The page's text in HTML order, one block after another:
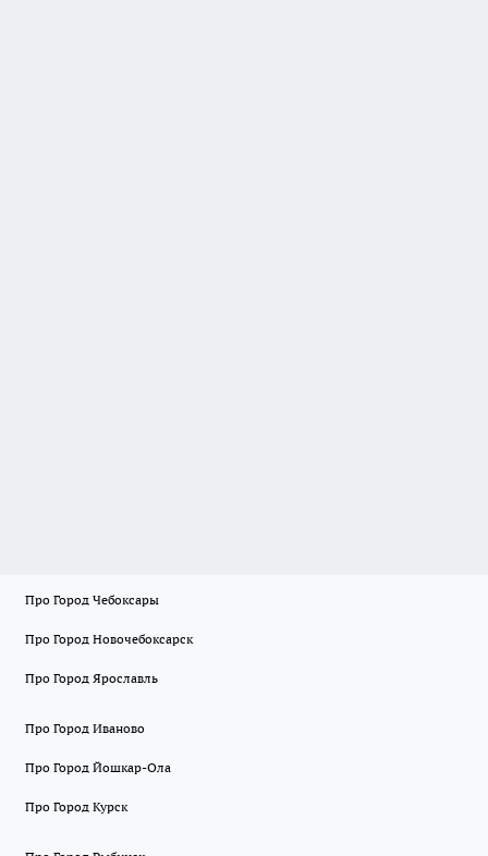
Про Город Чебоксары
Про Город Новочебоксарск
Про Город Ярославль
Про Город Иваново
Про Город Йошкар-Ола
Про Город Курск